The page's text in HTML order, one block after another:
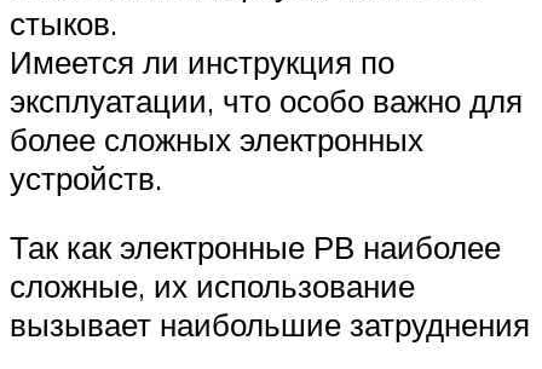
стыков.
Имеется ли инструкция по
эксплуатации, что особо важно для
более сложных электронных
устройств.
Так как электронные РВ наиболее
сложные, их использование
вызывает наибольшие затруднения